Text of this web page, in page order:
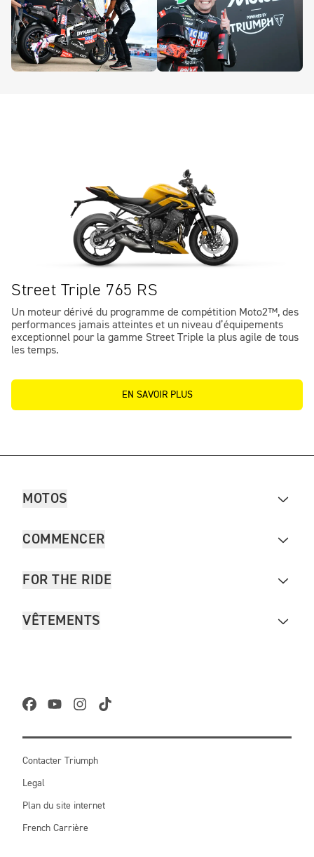
Street Triple 765 RS
Un moteur dérivé du programme de compétition Moto2™, des
performances jamais atteintes et un niveau d’équipements
exceptionnel pour la gamme Street Triple la plus agile de tous
les temps.
EN SAVOIR PLUS
MOTOS
COMMENCER
FOR THE RIDE
VÊTEMENTS
Contacter Triumph
Legal
Plan du site internet
French Carrière